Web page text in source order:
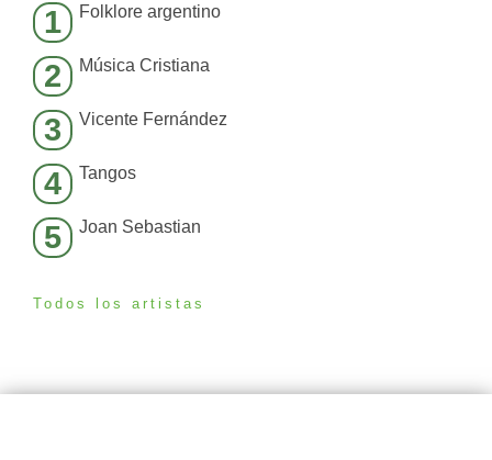
1 Folklore argentino
2 Música Cristiana
3 Vicente Fernández
4 Tangos
5 Joan Sebastian
Todos los artistas